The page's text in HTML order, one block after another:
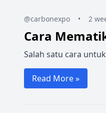
@carbonexpo • 2
Cara
Salah satu cara
Read More »